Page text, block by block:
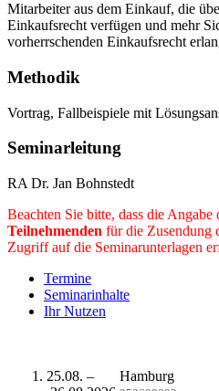
Mitarbeiter aus dem Einkauf, die
Einkaufsrecht verfügen und mehr
vorherrschenden Einkaufsrecht
Methodik
Vortrag, Fallbeispiele mit
Seminarleitung
RA Dr. Jan Bohnstedt
Beachten Sie bitte, dass die Angabe
Teilnehmenden für die Zusendung
Zugriff auf die Seminarunterlagen
Termine
Seminarinhalte
Ihr Nutzen
25.08. –
Hamburg